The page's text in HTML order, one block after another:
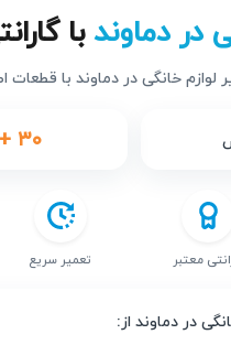
در دماوندبا گارانتی
خانگی در دماوند با قطعات
+ ۳۰
معتبر تعمیر سریع
در دماوند از: